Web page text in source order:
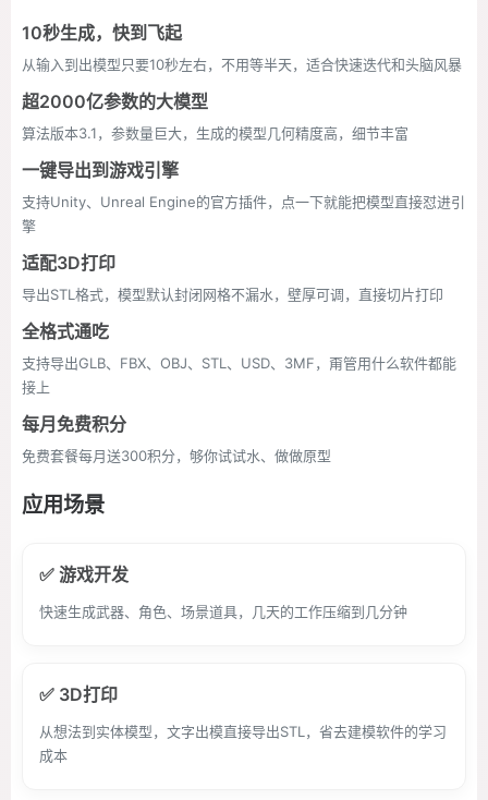
10秒生成，快到飞起
从输入到出模型只要10秒左右，不用等半天，适合快速迭代和头脑风暴
超2000亿参数的大模型
算法版本3.1，参数量巨大，生成的模型几何精度高，细节丰富
一键导出到游戏引擎
支持Unity、Unreal Engine的官方插件，点一下就能把模型直接怼进引
擎
适配3D打印
导出STL格式，模型默认封闭网格不漏水，壁厚可调，直接切片打印
全格式通吃
支持导出GLB、FBX、OBJ、STL、USD、3MF，甭管用什么软件都能
接上
每月免费积分
免费套餐每月送300积分，够你试试水、做做原型
应用场景
✅ 游戏开发
快速生成武器、角色、场景道具，几天的工作压缩到几分钟
✅ 3D打印
从想法到实体模型，文字出模直接导出STL，省去建模软件的学习
成本